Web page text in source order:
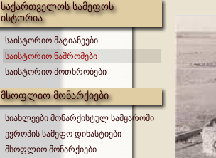
საქართველოს სამეფოს
ისტორია
საისტორიო მატიანეები
საისტორიო ნაშრომები
საისტორიო მოთხრობები
მსოფლიო მონარქიები
სიახლეები მონარქისტულ სამყაროში
ევროპის სამეფო დინასტიები
მსოფლიო მონარქიები